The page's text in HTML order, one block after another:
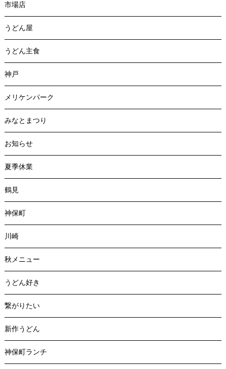
市場店
うどん屋
うどん主食
神戸
メリケンパーク
みなとまつり
お知らせ
夏季休業
鶴見
神保町
川崎
秋メニュー
うどん好き
繋がりたい
新作うどん
神保町ランチ